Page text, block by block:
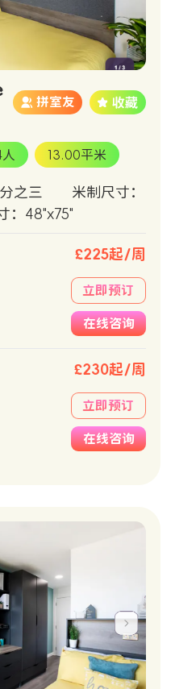
拼室友
13.00平米
之三
米制尺寸：
：48"x75"
£225起/周
立即预订
在线咨询
£230起/周
立即预订
在线咨询